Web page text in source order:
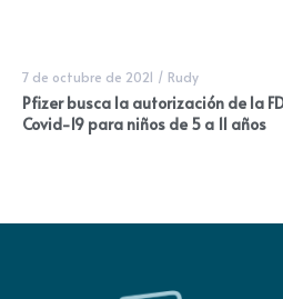
7 de octubre de 2021 / Rudy
Pfizer busca la autorización de la
Covid-19 para niños de 5 a 11 años